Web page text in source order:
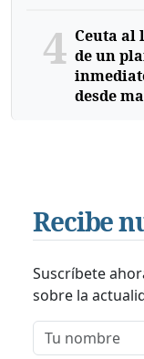
4 Ceuta al
de un
desde
Recibe
Suscríbete
sobre la